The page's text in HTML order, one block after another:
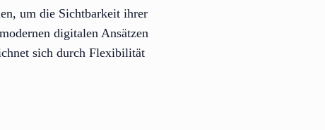
um die Sichtbarkeit ihrer
digitalen Ansätzen
sich durch Flexibilität